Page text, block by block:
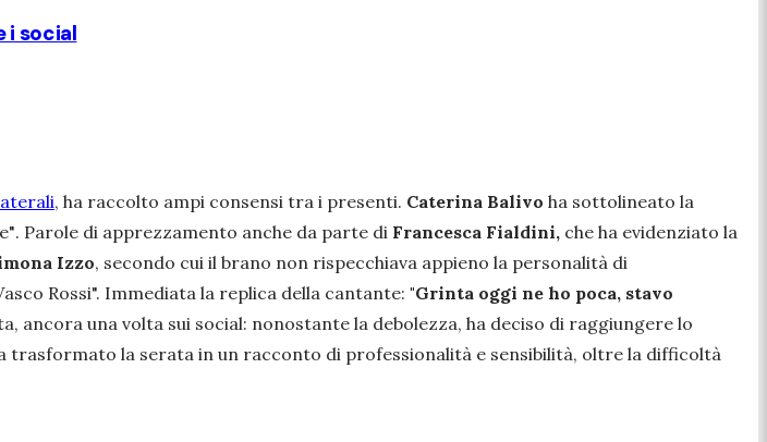
i social
, ha raccolto ampi consensi tra i presenti. Caterina Balivo ha sottolineato la
. Parole di apprezzamento anche da parte di Francesca Fialdini, che ha evidenziato la
Izzo, secondo cui il brano non rispecchiava appieno la personalità di
Rossi". Immediata la replica della cantante: "Grinta oggi ne ho poca, stavo
ancora una volta sui social: nonostante la debolezza, ha deciso di raggiungere lo
trasformato la serata in un racconto di professionalità e sensibilità, oltre la difficoltà